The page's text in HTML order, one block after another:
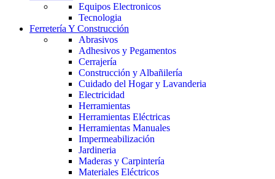
Equipos Electronicos
Tecnologia
Ferretería Y Construcción
Abrasivos
Adhesivos y Pegamentos
Cerrajería
Construcción y Albañilería
Cuidado del Hogar y Lavanderia
Electricidad
Herramientas
Herramientas Eléctricas
Herramientas Manuales
Impermeabilización
Jardineria
Maderas y Carpintería
Materiales Eléctricos